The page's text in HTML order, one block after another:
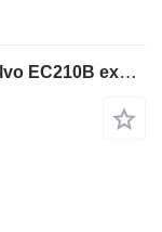
Volvo D7E D7E engine motor para Volvo EC210B excavadora